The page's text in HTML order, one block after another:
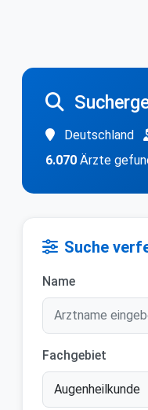
Deutschland
6.070 Ärzte
Suche
Name
Fachgebiet